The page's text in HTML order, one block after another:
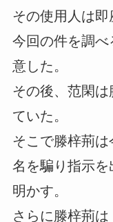
その使用人は
今回の件を調
意した。
その後、范閑
ていた。
そこで滕梓荊
名を騙り指示を
明かす。
さらに滕梓荊は